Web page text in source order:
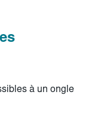
à un ongle